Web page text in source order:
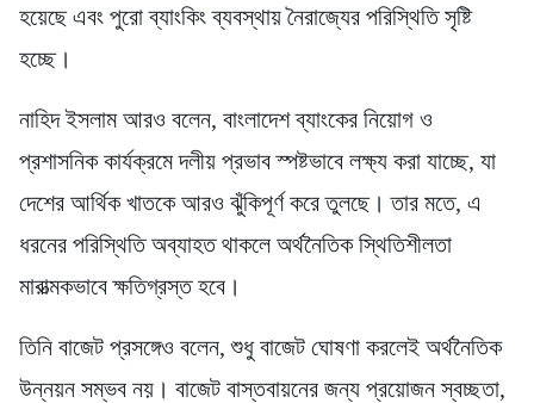
হয়েছে এবং পুরো ব্যাংকিং ব্যবস্থায় নৈরাজ্যের পরিস্থিতি সৃষ্টি
হচ্ছে।
নাহিদ ইসলাম আরও বলেন, বাংলাদেশ ব্যাংকের নিয়োগ ও
প্রশাসনিক কার্যক্রমে দলীয় প্রভাব স্পষ্টভাবে লক্ষ্য করা যাচ্ছে, যা
দেশের আর্থিক খাতকে আরও ঝুঁকিপূর্ণ করে তুলছে। তার মতে, এ
ধরনের পরিস্থিতি অব্যাহত থাকলে অর্থনৈতিক স্থিতিশীলতা
মারাত্মকভাবে ক্ষতিগ্রস্ত হবে।
তিনি বাজেট প্রসঙ্গেও বলেন, শুধু বাজেট ঘোষণা করলেই অর্থনৈতিক
উন্নয়ন সম্ভব নয়। বাজেট বাস্তবায়নের জন্য প্রয়োজন স্বচ্ছতা,